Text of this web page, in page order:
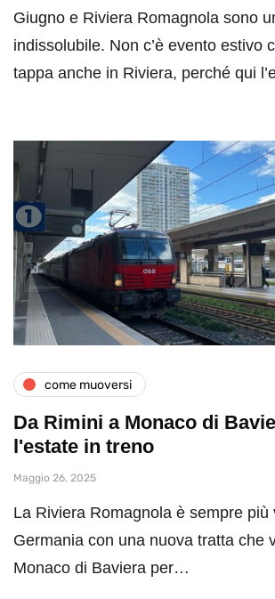
Giugno e Riviera Romagnola sono
indissolubile. Non c’è evento estivo
tappa anche in Riviera, perché qui
come muoversi
Da Rimini a Monaco di
l'estate in treno
Maggio 26, 2025
La Riviera Romagnola è sempre più
Germania con una nuova tratta che
Monaco di Baviera per…